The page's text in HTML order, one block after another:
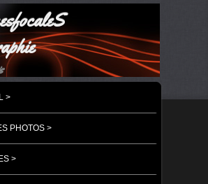
LA NAVIGATION PRINCIPALE
LA NAVIGATION SECONDAIRE
>
PHOTOS >
>